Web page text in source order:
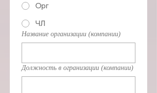
Орг
ЧЛ
Название организации (компании)
Должность в огранизации (компании)